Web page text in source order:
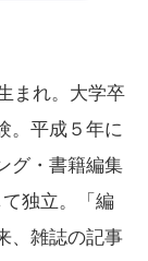
まれ。大学卒
。平成５年に
グ・書籍編集
独立。「編
、雑誌の記事